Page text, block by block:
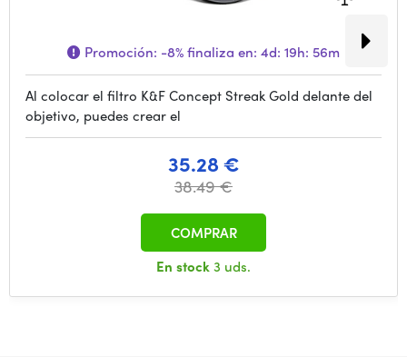
Promoción: -8%finaliza en: 4d: 19h: 56m
Al colocar el filtro K&F Concept Streak Gold delante del
objetivo, puedes crear el
35.28 €
38.49 €
En stock3 uds.
COMPRAR